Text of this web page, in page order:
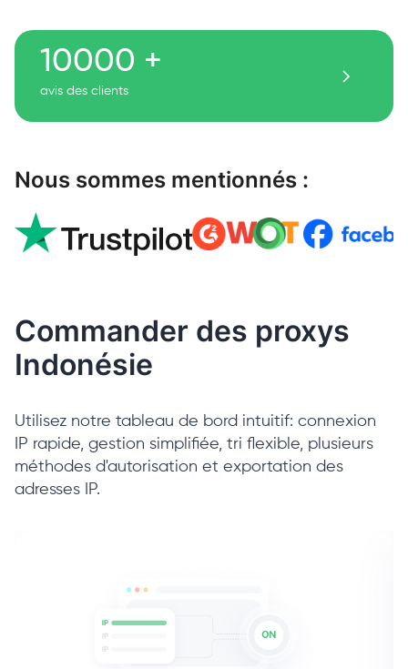
10000 +
avis des clients
Nous sommes mentionnés :
Commander des proxys
Indonésie
Utilisez notre tableau de bord intuitif: connexion
IP rapide, gestion simplifiée, tri flexible, plusieurs
méthodes d'autorisation et exportation des
adresses IP.